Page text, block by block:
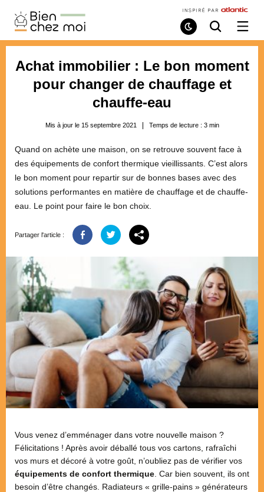
Bien
Chez
Moi
Mode
de
Recherche
/
menu
Achat immobilier : Le bon moment
pour changer de chauffage et
chauffe-eau
Mis à jour le 15 septembre 2021 Temps de lecture : 3 min
Quand on achète une maison, on se retrouve souvent face à
des équipements de confort thermique vieillissants. C’est alors
le bon moment pour repartir sur de bonnes bases avec des
solutions performantes en matière de chauffage et de chauffe-
eau. Le point pour faire le bon choix.
Partager l'article :
Vous venez d’emménager dans votre nouvelle maison ?
Félicitations ! Après avoir déballé tous vos cartons, rafraîchi
vos murs et décoré à votre goût, n’oubliez pas de vérifier vos
équipements de confort thermique . Car bien souvent, ils ont
besoin d’être changés. Radiateurs « grille-pains » générateurs